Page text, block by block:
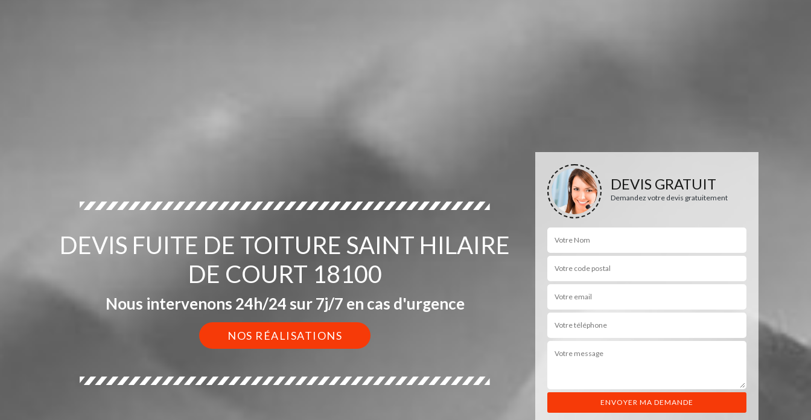
DEVIS FUITE DE TOITURE SAINT HILAIRE
DE COURT 18100
Nous intervenons 24h/24 sur 7j/7 en cas d'urgence
NOS RÉALISATIONS
DEVIS GRATUIT
Demandez votre devis gratuitement